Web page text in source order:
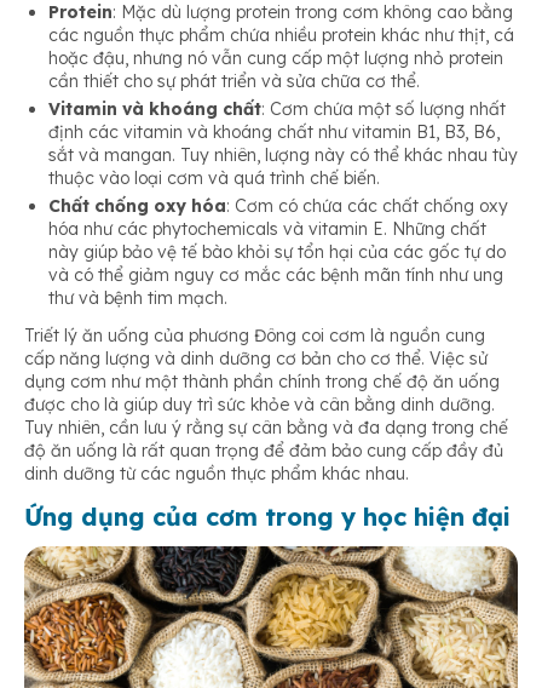
Protein: Mặc dù lượng protein trong cơm không cao bằng
các nguồn thực phẩm chứa nhiều protein khác như thịt, cá
hoặc đậu, nhưng nó vẫn cung cấp một lượng nhỏ protein
cần thiết cho sự phát triển và sửa chữa cơ thể.
Vitamin và khoáng chất: Cơm chứa một số lượng nhất
định các vitamin và khoáng chất như vitamin B1, B3, B6,
sắt và mangan. Tuy nhiên, lượng này có thể khác nhau tùy
thuộc vào loại cơm và quá trình chế biến.
Chất chống oxy hóa: Cơm có chứa các chất chống oxy
hóa như các phytochemicals và vitamin E. Những chất
này giúp bảo vệ tế bào khỏi sự tổn hại của các gốc tự do
và có thể giảm nguy cơ mắc các bệnh mãn tính như ung
thư và bệnh tim mạch.
Triết lý ăn uống của phương Đông coi cơm là nguồn cung
cấp năng lượng và dinh dưỡng cơ bản cho cơ thể. Việc sử
dụng cơm như một thành phần chính trong chế độ ăn uống
được cho là giúp duy trì sức khỏe và cân bằng dinh dưỡng.
Tuy nhiên, cần lưu ý rằng sự cân bằng và đa dạng trong chế
độ ăn uống là rất quan trọng để đảm bảo cung cấp đầy đủ
dinh dưỡng từ các nguồn thực phẩm khác nhau.
Ứng dụng của cơm trong y học hiện đại